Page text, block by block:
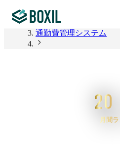
BOXILの使い方ガイド
BOXIL
通勤費管理システム
20
月間